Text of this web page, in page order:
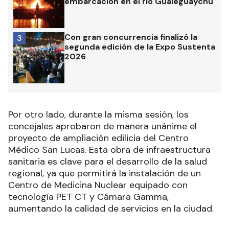
Con gran concurrencia finalizó la
segunda edición de la Expo Sustenta
2026
3
Por otro lado, durante la misma sesión, los
concejales aprobaron de manera unánime el
proyecto de ampliación edilicia del Centro
Médico San Lucas. Esta obra de infraestructura
sanitaria es clave para el desarrollo de la salud
regional, ya que permitirá la instalación de un
Centro de Medicina Nuclear equipado con
tecnología PET CT y Cámara Gamma,
aumentando la calidad de servicios en la ciudad.